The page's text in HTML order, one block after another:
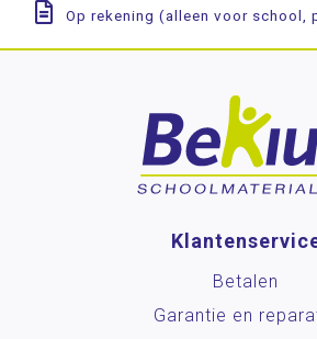
Op rekening (alleen voor
Betalen
Garantie en